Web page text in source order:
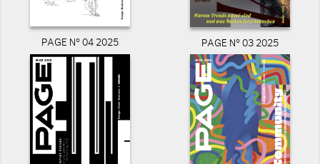
PAGE N° 04 2025 PAGE N° 03 2025